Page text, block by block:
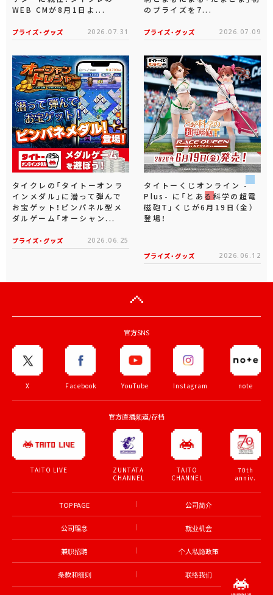
WEB CMが8月1日よ...
プライズ・グッズ 2026.07.31
のプライズを7...
プライズ・グッズ 2026.07.09
タイクレの「タイトーオンラ
インメダル」に潜って弾んで
お宝ゲット！ピンパネル型メ
ダルゲーム「オーシャン...
プライズ・グッズ 2026.06.25
タイトーくじオンライン -
Plus- に「とある科学の超電
磁砲T」くじが6月19日（金）
登場！
プライズ・グッズ 2026.06.12
官方SNS
X Facebook YouTube Instagram note
官方直播频道/存档
TAITO LIVE
ZUNTATA
CHANNEL
TAITO
CHANNEL
70th
anniv.
TOP PAGE 公司简介
公司理念 就业机会
兼职招聘 个人私隐政策
条款和细则 联络我们